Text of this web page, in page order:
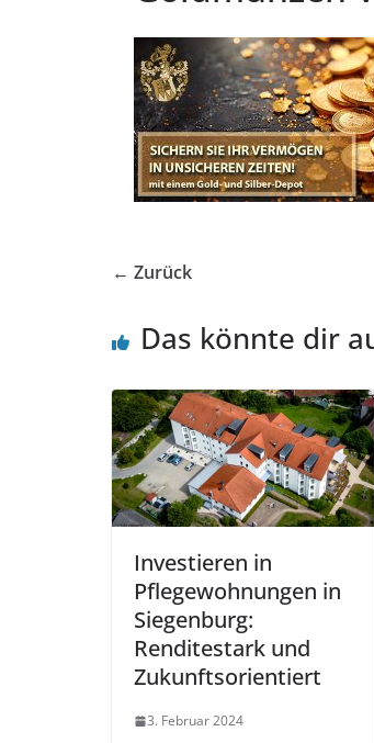
← Zurück
Das könnte dir
Investieren in
Pflegewohnungen in
Siegenburg:
Renditestark und
Zukunftsorientiert
3. Februar 2024